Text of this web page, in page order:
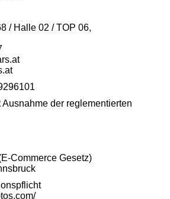
/ Halle 02 / TOP 06,
der reglementierten
Commerce Gesetz)